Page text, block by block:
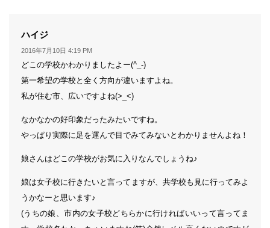
ハイジ
り:
2016年7月10日 4:19 PM
どこの学校かわかりましたよー(^_-)
第一希望の学校と全く方向が違いますよね。
私が住む市、広いですよね(>_<)
なかなかの好印象だったみたいですね。
やっぱり実際に足を運んで目でみてみないとわかりませんよね！
娘さんはどこの学校がお気に入りなんでしょうね♪
娘は女子校に行きたいと言ってますが、共学校も見に行ってみよ
うかなーと思います♪
(うちの娘、市内の女子校どちらかに行ければいいって言ってま